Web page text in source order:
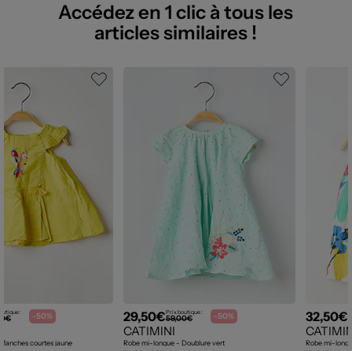
Accédez en 1 clic à tous les
articles similaires !
: -50%
courtes jaune
29,50€Prix boutique :
59,00€ -50%
CATIMINI
Robe mi-longue - Doublure vert
32,50€
Robe mi-